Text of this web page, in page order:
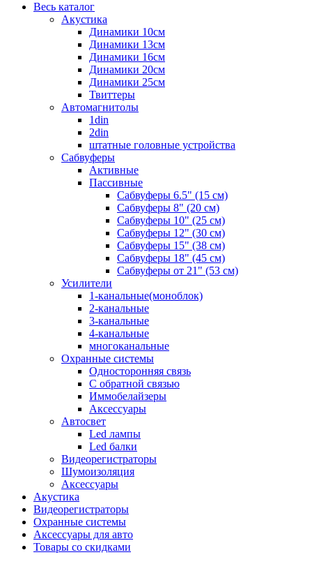
Весь каталог
Акустика
Динамики 10см
Динамики 13см
Динамики 16см
Динамики 20см
Динамики 25см
Твиттеры
Автомагнитолы
1din
2din
штатные головные устройства
Сабвуферы
Активные
Пассивные
Сабвуферы 6.5" (15 см)
Сабвуферы 8" (20 см)
Сабвуферы 10" (25 см)
Сабвуферы 12" (30 см)
Сабвуферы 15" (38 см)
Сабвуферы 18" (45 см)
Сабвуферы от 21" (53 см)
Усилители
1-канальные(моноблок)
2-канальные
3-канальные
4-канальные
многоканальные
Охранные системы
Односторонняя связь
С обратной связью
Иммобелайзеры
Аксессуары
Автосвет
Led лампы
Led балки
Видеорегистраторы
Шумоизоляция
Аксессуары
Акустика
Видеорегистраторы
Охранные системы
Аксессуары для авто
Товары со скидками